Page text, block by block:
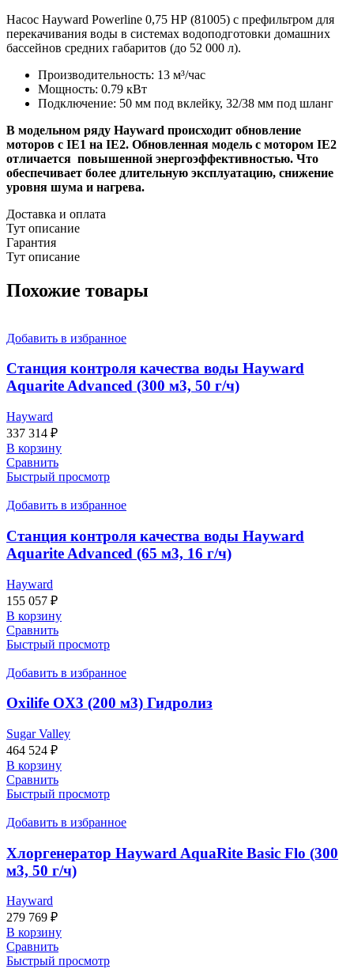
Насос Hayward Powerline 0,75 НР (81005) c префильтром для
перекачивания воды в системах водоподготовки домашних
бассейнов средних габаритов (до 52 000 л).
Производительность: 13 м³/час
Мощность: 0.79 кВт
Подключение: 50 мм под вклейку, 32/38 мм под шланг
В модельном ряду Hayward происходит обновление
моторов с IE1 на IE2. Обновленная модель с мотором IE2
отличается повышенной энергоэффективностью. Что
обеспечивает более длительную эксплуатацию, снижение
уровня шума и нагрева.
Доставка и оплата
Тут описание
Гарантия
Тут описание
Похожие товары
Добавить в избранное
Станция контроля качества воды Hayward
Aquarite Advanced (300 м3, 50 г/ч)
Hayward
337 314 ₽
В корзину
Сравнить
Быстрый просмотр
Добавить в избранное
Станция контроля качества воды Hayward
Aquarite Advanced (65 м3, 16 г/ч)
Hayward
155 057 ₽
В корзину
Сравнить
Быстрый просмотр
Добавить в избранное
Oxilife OX3 (200 м3) Гидролиз
Sugar Valley
464 524 ₽
В корзину
Сравнить
Быстрый просмотр
Добавить в избранное
Хлоргенератор Hayward AquaRite Basic Flo (300
м3, 50 г/ч)
Hayward
279 769 ₽
В корзину
Сравнить
Быстрый просмотр